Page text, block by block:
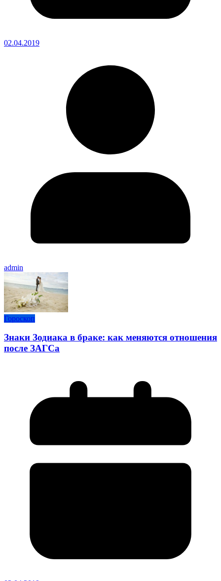
02.04.2019
admin
Гороскоп
Знаки Зодиака в браке: как меняются отношения
после ЗАГСа